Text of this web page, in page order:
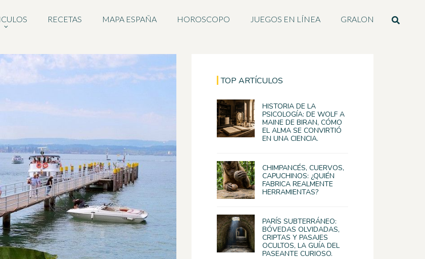
RECETAS MAPA ESPAÑA HOROSCOPO JUEGOS EN LÍNEA GRALON
TOP ARTÍCULOS
HISTORIA DE LA
PSICOLOGÍA: DE WOLF A
MAINE DE BIRAN, CÓMO
EL ALMA SE CONVIRTIÓ
EN UNA CIENCIA.
CHIMPANCÉS, CUERVOS,
CAPUCHINOS: ¿QUIÉN
FABRICA REALMENTE
HERRAMIENTAS?
PARÍS SUBTERRÁNEO:
BÓVEDAS OLVIDADAS,
CRIPTAS Y PASAJES
OCULTOS, LA GUÍA DEL
PASEANTE CURIOSO.